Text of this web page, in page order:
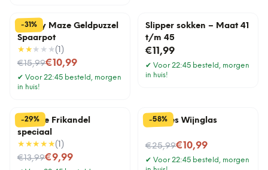
-31%
Money Maze Geldpuzzel
Spaarpot
★★ ★★★( 1 )
€15,99
Nu voor€10,99
✔ Voor 22:45 besteld, morgen
in huis!
Slipper sokken – Maat 41
t/m 45
€11,99
✔ Voor 22:45 besteld, morgen
in huis!
-29%
Tegeltje Frikandel
speciaal
★★★★★( 1 )
€13,99
Nu voor€9,99
-58%
Wijnfles Wijnglas
€25,99
Nu voor€10,99
✔ Voor 22:45 besteld, morgen